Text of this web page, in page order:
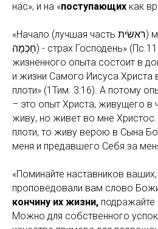
нас», и на «поступающих как
«Начало (лучшая часть ראשִׂית) мудрости (опытности
חָכְמָה) - страх Господень» (Пс.110:10). Ценность
жизненного опыта состоит в
и жизни Самого Иисуса Христа
плоти» (1Тим. 3:16). А потому
– это опыт Христа, живущего в
живу, но живет во мне
плоти, то живу верою в Сына
меня и предавшего Себя за
«Поминайте наставников
проповедовали вам слово
кончину их жизни, подражайте
Можно для собственного